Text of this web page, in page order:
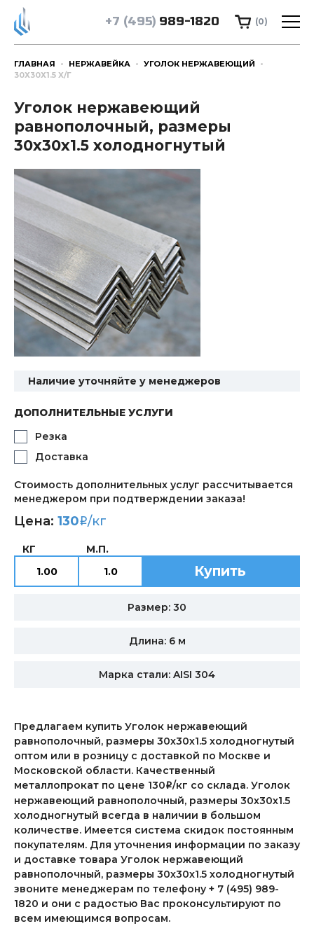
+7 (495) 989-1820 (0)
ГЛАВНАЯ НЕРЖАВЕЙКА
УГОЛОК НЕРЖАВЕЮЩИЙ
30Х30Х1.5 Х/Г
Уголок нержавеющий
равнополочный, размеры
30х30х1.5 холодногнутый
Наличие уточняйте у менеджеров
ДОПОЛНИТЕЛЬНЫЕ УСЛУГИ
Резка
Доставка
Стоимость дополнительных услуг рассчитывается
менеджером при подтверждении заказа!
Цена: 130i/кг
КГ М.П.
Купить
Размер: 30
Длина: 6 м
Марка стали: AISI 304
Предлагаем купить Уголок нержавеющий
равнополочный, размеры 30х30х1.5 холодногнутый
оптом или в розницу с доставкой по Москве и
Московской области. Качественный
металлопрокат по цене 130i/кг со склада. Уголок
нержавеющий равнополочный, размеры 30х30х1.5
холодногнутый всегда в наличии в большом
количестве. Имеется система скидок постоянным
покупателям. Для уточнения информации по заказу
и доставке товара Уголок нержавеющий
равнополочный, размеры 30х30х1.5 холодногнутый
звоните менеджерам по телефону + 7 (495) 989-
1820 и они с радостью Вас проконсультируют по
всем имеющимся вопросам.